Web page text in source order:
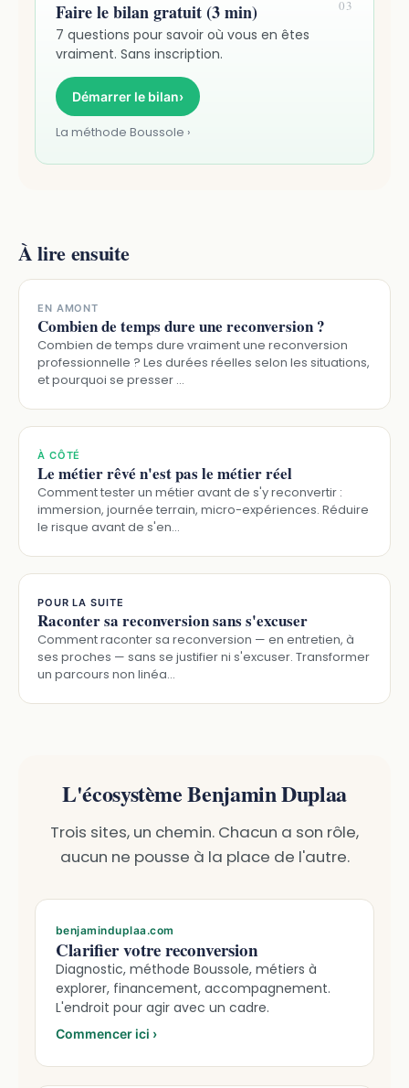
03
Faire le bilan gratuit (3 min)
7 questions pour savoir où vous en êtes
vraiment. Sans inscription.
Démarrer le bilan›
La méthode Boussole ›
À lire ensuite
EN AMONT
Combien de temps dure une reconversion ?
Combien de temps dure vraiment une reconversion
professionnelle ? Les durées réelles selon les situations,
et pourquoi se presser …
À CÔTÉ
Le métier rêvé n'est pas le métier réel
Comment tester un métier avant de s'y reconvertir :
immersion, journée terrain, micro-expériences. Réduire
le risque avant de s'en…
POUR LA SUITE
Raconter sa reconversion sans s'excuser
Comment raconter sa reconversion — en entretien, à
ses proches — sans se justifier ni s'excuser. Transformer
un parcours non linéa…
L'écosystème Benjamin Duplaa
Trois sites, un chemin. Chacun a son rôle,
aucun ne pousse à la place de l'autre.
benjaminduplaa.com
Clarifier votre reconversion
Diagnostic, méthode Boussole, métiers à
explorer, financement, accompagnement.
L'endroit pour agir avec un cadre.
Commencer ici ›